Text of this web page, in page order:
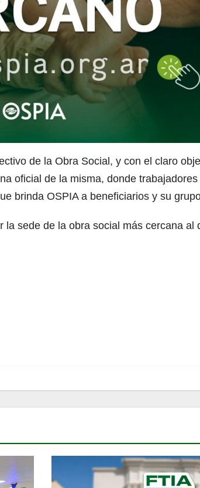
de la Obra Social, y con el claro
oficial de la misma, donde
brinda OSPIA a beneficiarios y su
la sede de la obra social más cercana